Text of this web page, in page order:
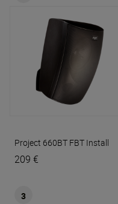
Project 660BT FBT Install
209 €
3